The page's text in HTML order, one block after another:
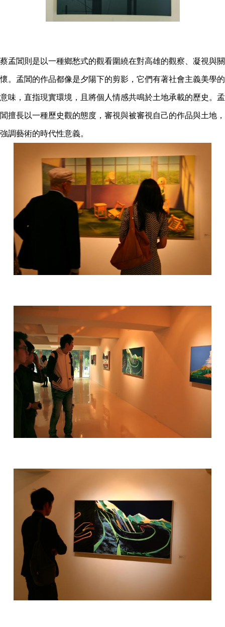
蔡孟閶則是以一種鄉愁式的觀看圍繞在對高雄的觀察、凝視與關
懷。孟閶的作品都像是夕陽下的剪影，它們有著社會主義美學的
意味，直指現實環境，且將個人情感共鳴於土地承載的歷史。孟
閶擅長以一種歷史觀的態度，審視與被審視自己的作品與土地，
強調藝術的時代性意義。